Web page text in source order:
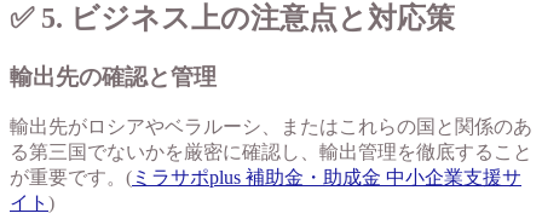
✅ 5. ビジネス上の注意点と対応策
輸出先の確認と管理
輸出先がロシアやベラルーシ、またはこれらの国と関係のあ
る第三国でないかを厳密に確認し、輸出管理を徹底すること
が重要です。( ミラサポplus 補助金・助成金 中小企業支援サ
イト )